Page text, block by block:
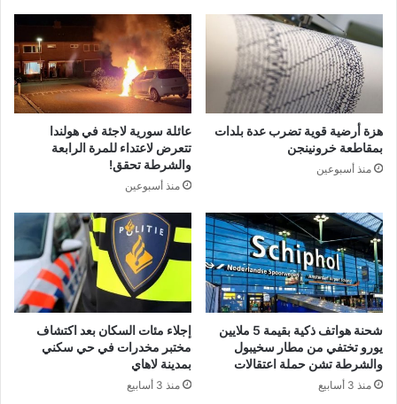
هزة أرضية قوية تضرب عدة بلدات
بمقاطعة خرونينجن
منذ أسبوعين
عائلة سورية لاجئة في هولندا
تتعرض لاعتداء للمرة الرابعة
والشرطة تحقق!
منذ أسبوعين
شحنة هواتف ذكية بقيمة 5 ملايين
يورو تختفي من مطار سخيبول
والشرطة تشن حملة اعتقالات
منذ 3 أسابيع
إجلاء مئات السكان بعد اكتشاف
مختبر مخدرات في حي سكني
بمدينة لاهاي
منذ 3 أسابيع